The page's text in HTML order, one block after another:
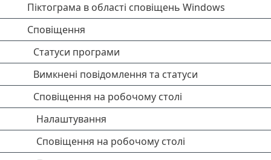
Піктограма в області сповіщень Windows
Сповіщення
Статуси програми
Вимкнені повідомлення та статуси
Сповіщення на робочому столі
Налаштування
Сповіщення на робочому столі